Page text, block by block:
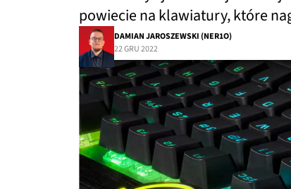
powiecie na klawiatury, które
DAMIAN JAROSZEWSKI (NER1O)
22 GRU 2022